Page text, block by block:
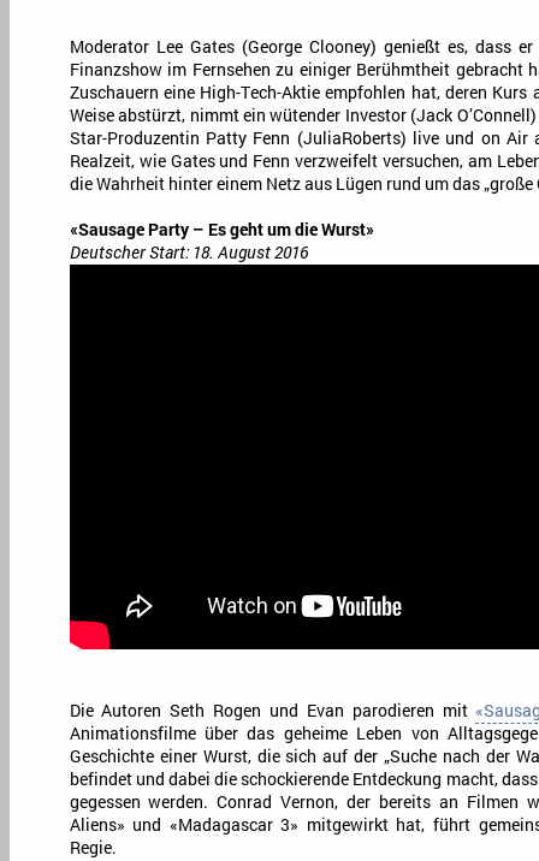
Moderator Lee Gates (George Clooney) genießt es, dass
Finanzshow im Fernsehen zu einiger Berühmtheit gebracht
Zuschauern eine High-Tech-Aktie empfohlen hat, deren
Weise abstürzt, nimmt ein wütender Investor (Jack
Star-Produzentin Patty Fenn (JuliaRoberts) live und on Air
Realzeit, wie Gates und Fenn verzweifelt versuchen, am
die Wahrheit hinter einem Netz aus Lügen rund um das „große
«Sausage Party – Es geht um die Wurst»
Deutscher Start: 18. August 2016
Die Autoren Seth Rogen und Evan parodieren mit
Animationsfilme über das geheime Leben von
Geschichte einer Wurst, die sich auf der „Suche nach der
befindet und dabei die schockierende Entdeckung macht,
gegessen werden. Conrad Vernon, der bereits an Filmen
Aliens» und «Madagascar 3» mitgewirkt hat, führt
Regie.